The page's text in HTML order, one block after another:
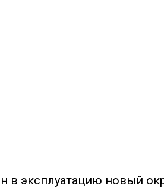
в эксплуатацию новый